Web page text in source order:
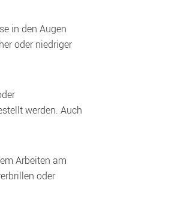
in den Augen
oder niedriger
werden. Auch
Arbeiten am
Computer, Lesen oder Autofahren. Achte in diesen Fällen auf ausreichende Pausen und passende Brillen. Beispielweise Autofahrerbrillen oder